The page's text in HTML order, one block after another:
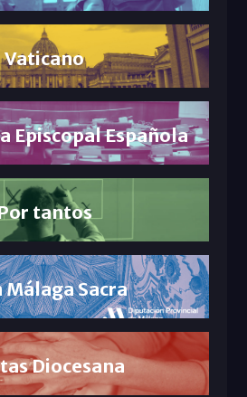
Vaticano
Episcopal Española
tantos
Málaga Sacra
Diocesana